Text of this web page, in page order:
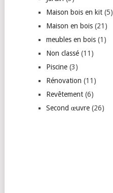
Maison bois en kit(5)
Maison en bois(21)
meubles en bois(1)
Non classé(11)
Piscine(3)
Rénovation (11)
Revêtement(6)
Second œuvre(26)